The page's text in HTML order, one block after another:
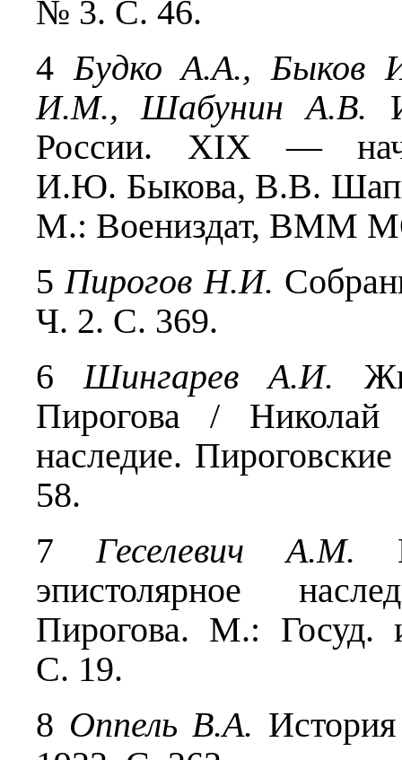
№ 3. С. 46.
4 Будко А.А.,
И.М., Шабунин А.В.
России. XIX —
И.Ю. Быкова, В.В.
М.: Воениздат, ВММ
5Пирогов Н.И.
Ч. 2. С. 369.
6Шингарев А.И.
Пирогова /
наследие.
58.
7 Геселевич А.М.
эпистолярное
Пирогова. М.: Госуд.
С. 19.
8 Оппель В.А.